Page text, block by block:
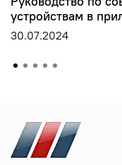
устройствам в
30.07.2024